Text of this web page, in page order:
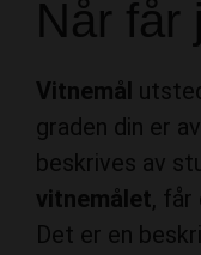
Når får
Vitnemål
graden din er
beskrives av
vitnemålet, får
Det er en